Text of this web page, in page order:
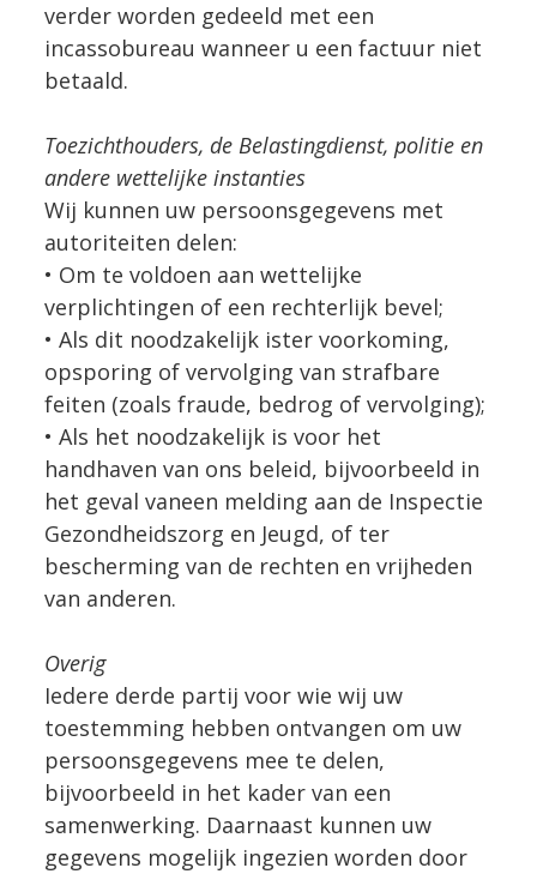
verder worden gedeeld met een
incassobureau wanneer u een factuur niet
betaald.
Toezichthouders, de Belastingdienst, politie en
andere wettelijke instanties
Wij kunnen uw persoonsgegevens met
autoriteiten delen:
• Om te voldoen aan wettelijke
verplichtingen of een rechterlijk bevel;
• Als dit noodzakelijk ister voorkoming,
opsporing of vervolging van strafbare
feiten (zoals fraude, bedrog of vervolging);
• Als het noodzakelijk is voor het
handhaven van ons beleid, bijvoorbeeld in
het geval vaneen melding aan de Inspectie
Gezondheidszorg en Jeugd, of ter
bescherming van de rechten en vrijheden
van anderen.
Overig
Iedere derde partij voor wie wij uw
toestemming hebben ontvangen om uw
persoonsgegevens mee te delen,
bijvoorbeeld in het kader van een
samenwerking. Daarnaast kunnen uw
gegevens mogelijk ingezien worden door